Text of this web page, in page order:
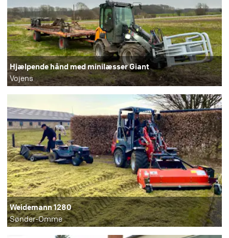
Hjælpende hånd med minilæsser Giant
Vojens
Weidemann 1280
Sønder-Omme